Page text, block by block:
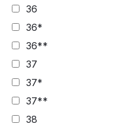
36
36*
36**
37
37*
37**
38